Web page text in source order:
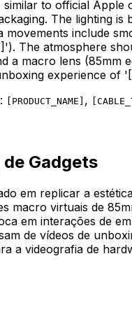
to official Apple
The lighting
movements include
'). The atmosphere
a macro lens
experience of '
PRODUCT_NAME ,
Gadgets
em replicar a
macro virtuais de
em interações de
de vídeos de
a videografia de